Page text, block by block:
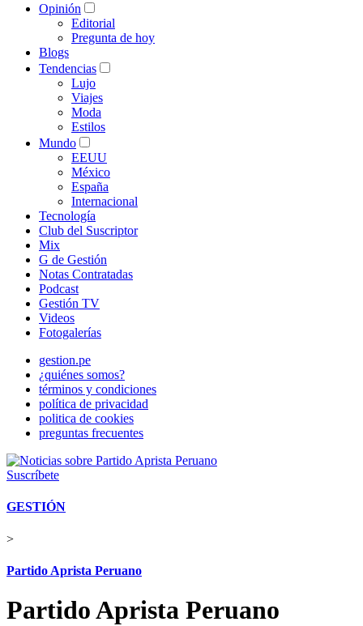
Opinión
Editorial
Pregunta de hoy
Blogs
Tendencias
Lujo
Viajes
Moda
Estilos
Mundo
EEUU
México
España
Internacional
Tecnología
Club del Suscriptor
Mix
G de Gestión
Notas Contratadas
Podcast
Gestión TV
Videos
Fotogalerías
gestion.pe
¿quiénes somos?
términos y condiciones
política de privacidad
politica de cookies
preguntas frecuentes
Suscríbete
GESTIÓN
>
Partido Aprista Peruano
Partido Aprista Peruano